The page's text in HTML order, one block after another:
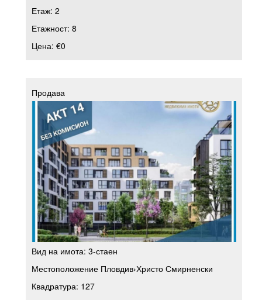
Етаж: 2
Етажност: 8
Цена: €0
Продава
Вид на имота: 3-стаен
Местоположение Пловдив›Христо Смирненски
Квадратура: 127